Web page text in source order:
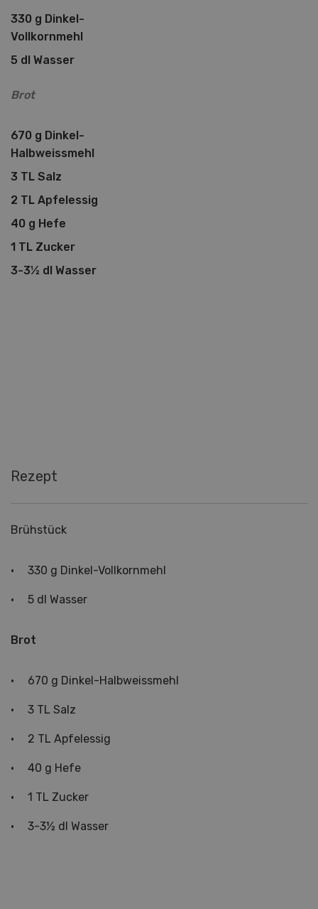
330 g Dinkel-
Vollkornmehl
5 dl Wasser
Brot
670 g Dinkel-
Halbweissmehl
3 TL Salz
2 TL Apfelessig
40 g Hefe
1 TL Zucker
3-3½ dl Wasser
Rezept
Brühstück
330 g Dinkel-Vollkornmehl
5 dl Wasser
Brot
670 g Dinkel-Halbweissmehl
3 TL Salz
2 TL Apfelessig
40 g Hefe
1 TL Zucker
3-3½ dl Wasser